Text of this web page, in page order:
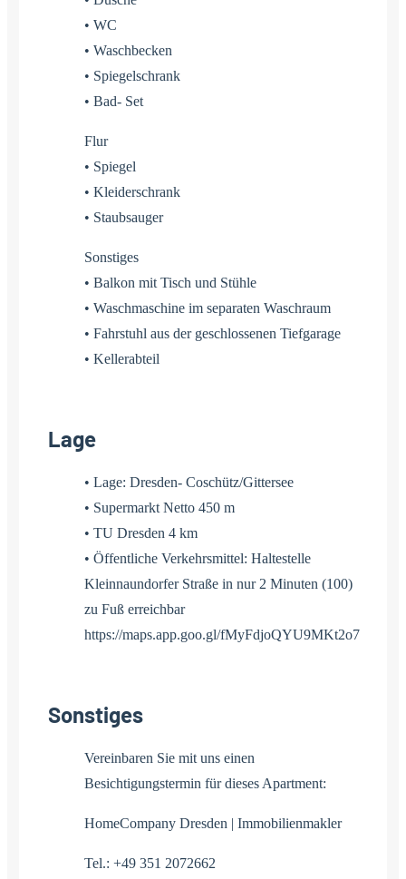
• WC
• Waschbecken
• Spiegelschrank
• Bad- Set
Flur
• Spiegel
• Kleiderschrank
• Staubsauger
Sonstiges
• Balkon mit Tisch und Stühle
• Waschmaschine im separaten Waschraum
• Fahrstuhl aus der geschlossenen Tiefgarage
• Kellerabteil
Lage
• Lage: Dresden- Coschütz/Gittersee
• Supermarkt Netto 450 m
• TU Dresden 4 km
• Öffentliche Verkehrsmittel: Haltestelle
Kleinnaundorfer Straße in nur 2 Minuten (100)
zu Fuß erreichbar
https://maps.app.goo.gl/fMyFdjoQYU9MKt2o7
Sonstiges
Vereinbaren Sie mit uns einen
Besichtigungstermin für dieses Apartment:
HomeCompany Dresden | Immobilienmakler
Tel.: +49 351 2072662